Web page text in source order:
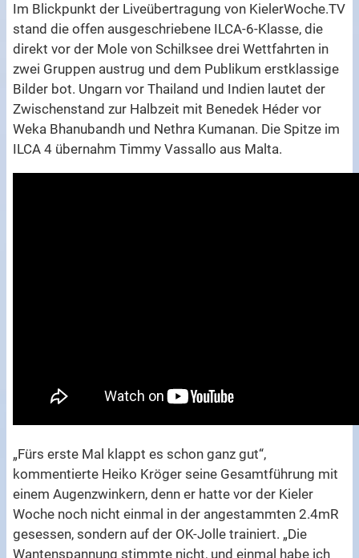
Im Blickpunkt der Liveübertragung von KielerWoche.TV
stand die offen ausgeschriebene ILCA-6-Klasse, die
direkt vor der Mole von Schilksee drei Wettfahrten in
zwei Gruppen austrug und dem Publikum erstklassige
Bilder bot. Ungarn vor Thailand und Indien lautet der
Zwischenstand zur Halbzeit mit Benedek Héder vor
Weka Bhanubandh und Nethra Kumanan. Die Spitze im
ILCA 4 übernahm Timmy Vassallo aus Malta.
„Fürs erste Mal klappt es schon ganz gut“,
kommentierte Heiko Kröger seine Gesamtführung mit
einem Augenzwinkern, denn er hatte vor der Kieler
Woche noch nicht einmal in der angestammten 2.4mR
gesessen, sondern auf der OK-Jolle trainiert. „Die
Wantenspannung stimmte nicht, und einmal habe ich